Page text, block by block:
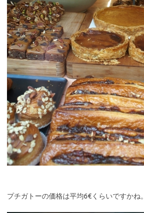
プチガトーの価格は平均6€くらいですかね。